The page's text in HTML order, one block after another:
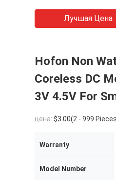
Лучшая Цена
Hofon Non
Coreless DC
3V 4.5V For
цена: $3.00(2 - 999 Pieces) $1.38(1000 - 4999 Pieces) $1.28(5000 - 9999 Pieces)
Warranty
Model Number